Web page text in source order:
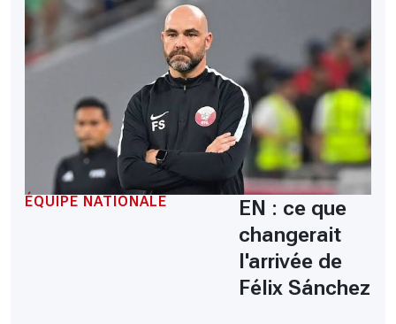
ÉQUIPE NATIONALE
EN : ce que
changerait
l'arrivée de
Félix Sánchez